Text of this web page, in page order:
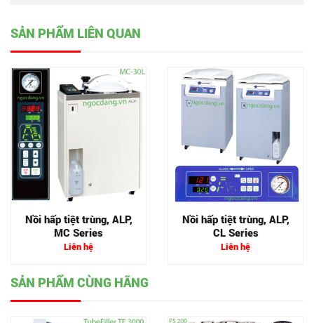
SẢN PHẨM LIÊN QUAN
Nồi hấp tiệt trùng, ALP,
MC Series
Liên hệ
Nồi hấp tiệt trùng, ALP,
CL Series
Liên hệ
SẢN PHẨM CÙNG HÃNG